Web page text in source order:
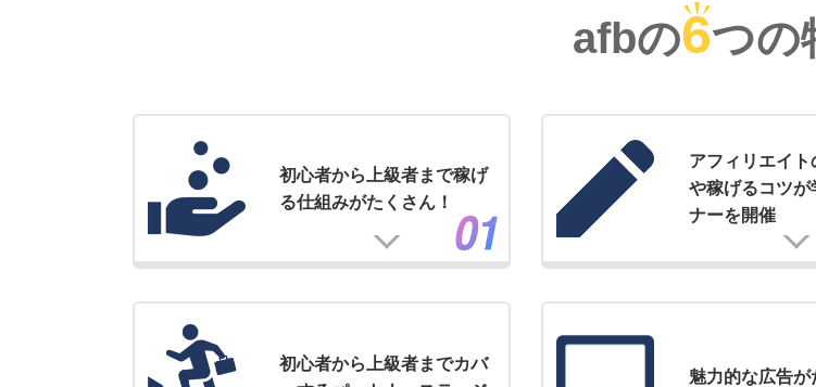
afbの6つの
初心者から上級者まで稼げ
る仕組みがたくさん！
アフィリエイト
や稼げるコツが
ナーを開催
初心者から上級者までカバ
魅力的な広告が